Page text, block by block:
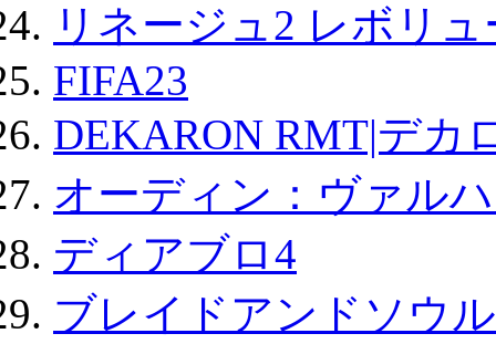
リネージュ2 レボリ
FIFA23
DEKARON RMT|デカ
オーディン：ヴァル
ディアブロ4
ブレイドアンドソウ